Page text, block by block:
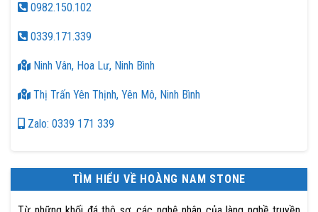
0982.150.102
0339.171.339
Ninh Vân, Hoa Lư, Ninh Bình
Thị Trấn Yên Thịnh, Yên Mô, Ninh Bình
Zalo: 0339 171 339
TÌM HIỂU VỀ HOÀNG NAM STONE